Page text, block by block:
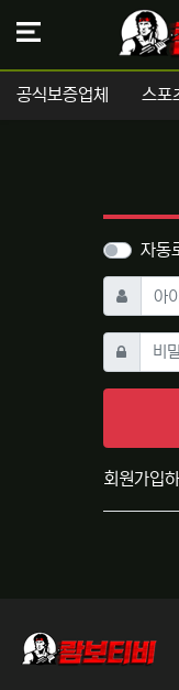
공식보증업체 스포
자동
아이디 필수
비밀번호
회원가입하